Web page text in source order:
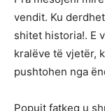
vendit. Ku
shitet historia!. E
kralëve të vjetër,
pushtohen nga
Popujt fatkeq u